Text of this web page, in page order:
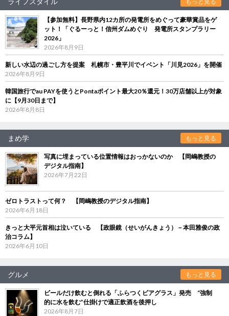
【参加無料】長野県内12カ所の発電所をめぐって豪華賞品をゲ
ット！「ぐるーっと！信州ダムめぐり 発電所スタンプラリー
2026」
2026年8月9日
新しい水辺の過ごし方を提案 札幌市・豊平川でイベント「川見2026」を開催
2026年8月9日
韓国旅行でau PAYを使うとPontaポイント最大20％還元！30万店舗以上が対象
に【9月30日まで】
2026年8月8日
まめ学 もっと見る
写真に埋まっている位置情報はおっかないのか 【岡嶋教授の
デジタル指南】
2026年7月22日
ゼロトラストって何？ 【岡嶋教授のデジタル指南】
2026年6月18日
きっと大平元首相は泣いている 【政眼鏡（せいがんきょう）－本田雅俊の政
治コラム】
2026年6月10日
グルメ もっと見る
ビールだけ飲むと倒れる「ふらつくビアグラス」発売 “強制
的に水を飲む”仕掛けで適正飲酒を後押し
2026年8月7日